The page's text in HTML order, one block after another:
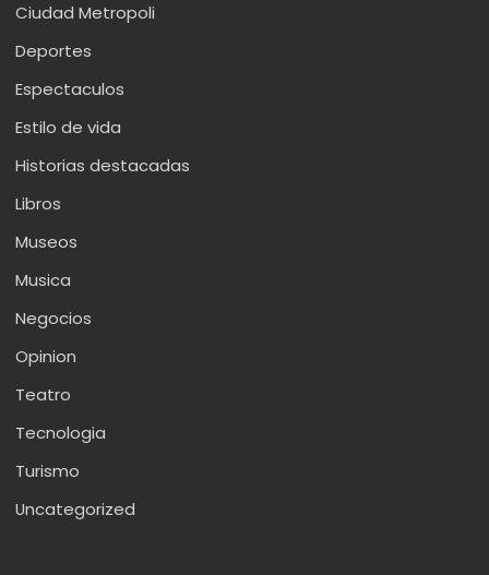
Ciudad Metropoli
Deportes
Espectaculos
Estilo de vida
Historias destacadas
Libros
Museos
Musica
Negocios
Opinion
Teatro
Tecnologia
Turismo
Uncategorized